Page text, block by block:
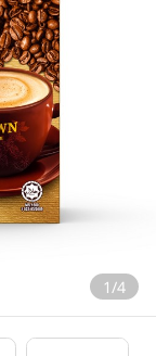
1/4